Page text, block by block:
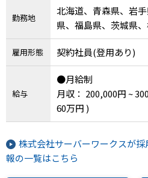
勤務地
北海道、青森県、岩
県、福島県、茨城県
千葉県、東京都、神
川県、福井県、山梨
県、愛知県、三重県
兵庫県、奈良県、和
山県、広島県、山口
県、高知県、福岡県
大分県、宮崎県、鹿
雇用形態 契約社員(登用あり)
給与
●月給制
月収： 200,000円 ~
60万円 )
株式会社サーバーワークスが
報の一覧はこちら